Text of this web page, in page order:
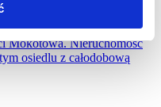
MokotówElegancki
przy ul. Leszczyny, w
Mokotowa. Nieruchomość
osiedlu z całodobową